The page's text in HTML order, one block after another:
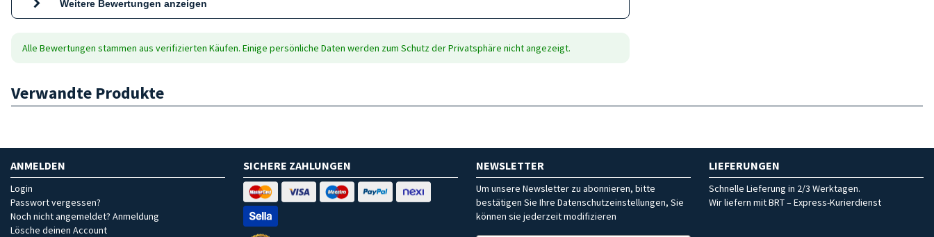
Weitere Bewertungen anzeigen
Alle Bewertungen stammen aus verifizierten Käufen. Einige persönliche Daten werden zum Schutz der Privatsphäre nicht angezeigt.
Verwandte Produkte
ANMELDEN
Login
Passwort vergessen?
Noch nicht angemeldet? Anmeldung
Lösche deinen Account
SICHERE ZAHLUNGEN NEWSLETTER
Um unsere Newsletter zu abonnieren, bitte
bestätigen Sie Ihre Datenschutzeinstellungen, Sie
können sie jederzeit modifizieren
LIEFERUNGEN
Schnelle Lieferung in 2/3 Werktagen.
Wir liefern mit BRT – Express-Kurierdienst